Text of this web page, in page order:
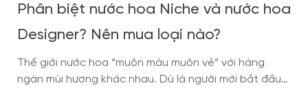
Phân biệt nước hoa Niche và nước hoa
Designer? Nên mua loại nào?
Thế giới nước hoa “muôn màu muôn vẻ” với hàng
ngàn mùi hương khác nhau. Dù là người mới bắt đầu